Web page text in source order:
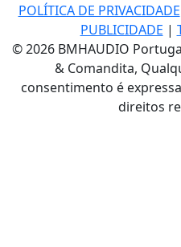
POLÍTICA DE PRIVACIDADE
PUBLICIDADE |
© 2026 BMHAUDIO
& Comandita,
consentimento é
direitos